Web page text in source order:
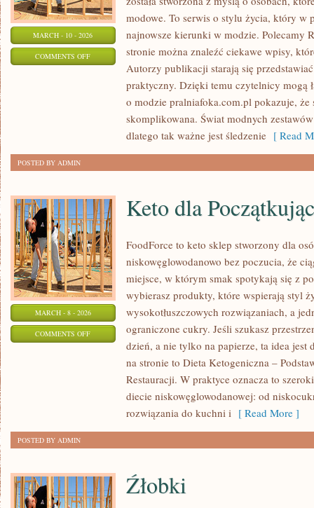
MARCH - 10 - 2026
COMMENTS OFFON
modowe. To serwis o stylu życia, który w
najnowsze kierunki w modzie. Polecamy
stronie można znaleźć ciekawe wpisy,
Autorzy publikacji starają się
praktyczny. Dzięki temu czytelnicy mogą
o modzie pralniafoka.com.pl pokazuje,
skomplikowana. Świat modnych
dlatego tak ważne jest śledzenie [ Read
POSTED BY ADMIN
MARCH - 8 - 2026
COMMENTS OFFON
POCZĄTKUJĄCYCH
Keto dla
FoodForce to keto sklep stworzony dla
niskowęglowodanowo bez poczucia, że
miejsce, w którym smak spotykają się z
wybierasz produkty, które wspierają styl
wysokotłuszczowych rozwiązaniach, a
ograniczone cukry. Jeśli szukasz
dzień, a nie tylko na papierze, ta idea jest
na stronie to Dieta Ketogeniczna –
Restauracji. W praktyce oznacza to
diecie niskowęglowodanowej: od
rozwiązania do kuchni i [ Read More ]
POSTED BY ADMIN
Źłobki